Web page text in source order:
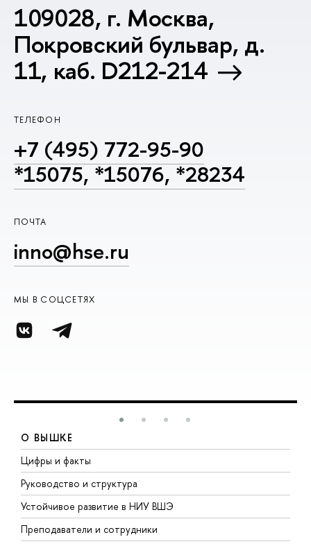
109028, г. Москва,
Покровский бульвар, д.
11, каб. D212-214
ТЕЛЕФОН
+7 (495) 772-95-90
*15075, *15076, *28234
ПОЧТА
inno@hse.ru
МЫ В СОЦСЕТЯХ
О ВЫШКЕ
Цифры и факты
Руководство и структура
Устойчивое развитие в НИУ ВШЭ
Преподаватели и сотрудники